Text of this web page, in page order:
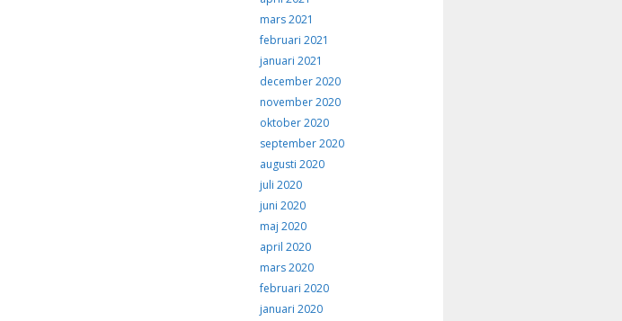
mars 2021
februari 2021
januari 2021
december 2020
november 2020
oktober 2020
september 2020
augusti 2020
juli 2020
juni 2020
maj 2020
april 2020
mars 2020
februari 2020
januari 2020